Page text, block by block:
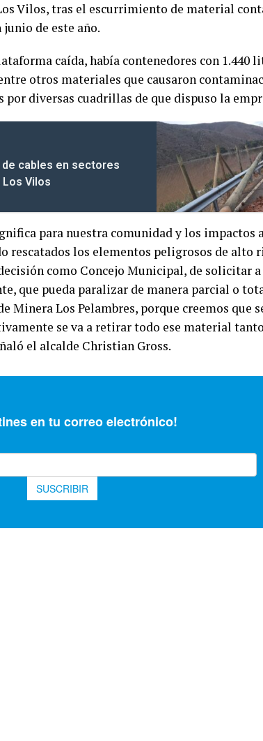
Vilos, tras el escurrimiento de material
de este año.
caída, había contenedores con 1.440
otros materiales que causaron
diversas cuadrillas de que dispuso la
de cables en sectores
Vilos
para nuestra comunidad y los impactos
rescatados los elementos peligrosos de alto
como Concejo Municipal, de solicitar
que pueda paralizar de manera parcial o
Minera Los Pelambres, porque creemos que
se va a retirar todo ese material
el alcalde Christian Gross.